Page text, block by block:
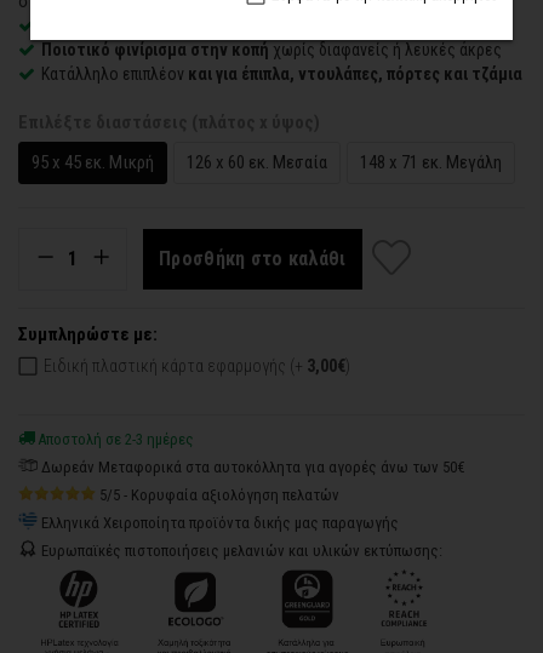
Ποιοτικό φινίρισμα στην κοπή χωρίς διαφανείς ή λευκές άκρες
Κατάλληλο επιπλέον και για έπιπλα, ντουλάπες, πόρτες και τζάμια
95 x 45 εκ. Μικρή
126 x 60 εκ. Μεσαία 148 x 71 εκ. Μεγάλη
Προσθήκη στο καλάθι
Συμπληρώστε με:
Ειδική πλαστική κάρτα εφαρμογής (+ 3,00€)
Αποστολή σε 2-3 ημέρες
Δωρεάν Μεταφορικά στα αυτοκόλλητα για αγορές άνω των 50€
5/5 - Κορυφαία αξιολόγηση πελατών
Ελληνικά Χειροποίητα προϊόντα δικής μας παραγωγής
Ευρωπαϊκές πιστοποιήσεις μελανιών και υλικών εκτύπωσης: